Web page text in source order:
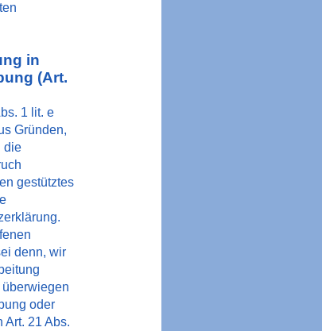
in
(Art.
1 lit. e
Gründen,
die
gestütztes
denn, wir
oder
21 Abs.